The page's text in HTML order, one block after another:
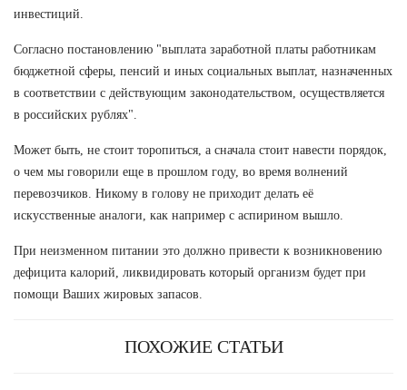
инвестиций.
Согласно постановлению "выплата заработной платы работникам
бюджетной сферы, пенсий и иных социальных выплат, назначенных
в соответствии с действующим законодательством, осуществляется
в российских рублях".
Может быть, не стоит торопиться, а сначала стоит навести порядок,
о чем мы говорили еще в прошлом году, во время волнений
перевозчиков. Никому в голову не приходит делать её
искусственные аналоги, как например с аспирином вышло.
При неизменном питании это должно привести к возникновению
дефицита калорий, ликвидировать который организм будет при
помощи Ваших жировых запасов.
ПОХОЖИЕ СТАТЬИ